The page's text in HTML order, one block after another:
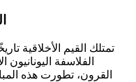
تمتلك القيم الأخلاقية
الفلاسفة
القرون، تطورت هذه